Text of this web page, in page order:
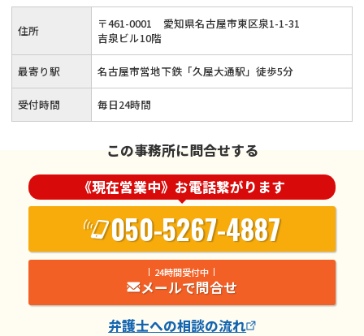
イン相談も対応≫
住所 〒461-0001
愛知県名古屋市東区泉1-1-31
吉泉ビル10階
最寄り駅 名古屋市営地下鉄「久屋大通駅」徒歩5分
受付時間 毎日24時間
この事務所に問合せする
《現在営業中》お電話繋がります
050-5267-4887
24時間受付中
メールで問合せ
弁護士への相談の流れ